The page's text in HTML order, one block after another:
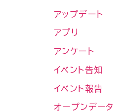
アップデート
アプリ
アンケート
イベント告知
イベント報告
オープンデータ